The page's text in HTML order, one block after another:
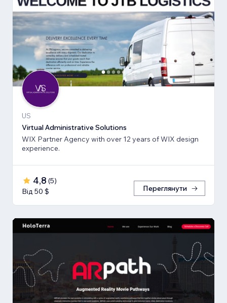
US
Virtual Administrative Solutions
WIX Partner Agency with over 12 years of WIX design
experience.
4,8 (5)
Від 50 $
Переглянути